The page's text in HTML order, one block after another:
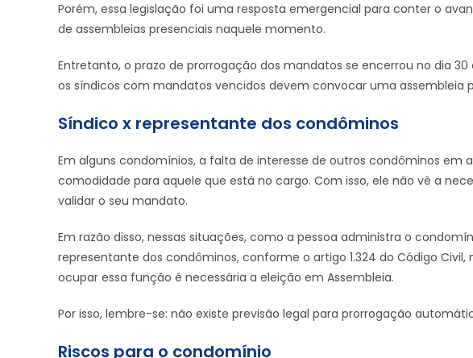
Porém, essa legislação foi uma resposta emergencial para conter o
de assembleias presenciais naquele momento.
Entretanto, o prazo de prorrogação dos mandatos se encerrou no dia
os síndicos com mandatos vencidos devem convocar uma assembleia
Síndico x representante dos condôminos
Em alguns condomínios, a falta de interesse de outros condôminos em
comodidade para aquele que está no cargo. Com isso, ele não vê a
validar o seu mandato.
Em razão disso, nessas situações, como a pessoa administra o
representante dos condôminos, conforme o artigo 1.324 do Código Civil,
ocupar essa função é necessária a eleição em Assembleia.
Por isso, lembre-se: não existe previsão legal para prorrogação
Riscos para o condomínio